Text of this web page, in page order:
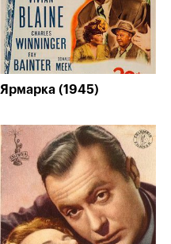
Ярмарка (1945)